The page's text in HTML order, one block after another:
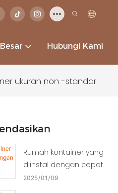
Hubungi Kami
ukuran non -standar
Rumah kontainer yang
diinstal dengan cepat
2025 01 09